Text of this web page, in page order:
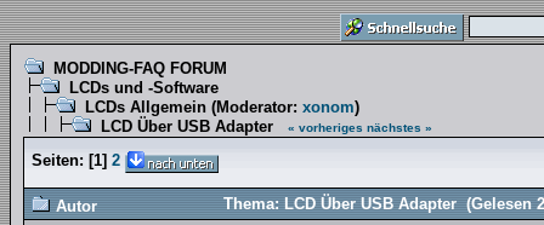
MODDING-FAQ FORUM
LCDs und -Software
LCDs Allgemein (Moderator: xonom)
LCD Über USB Adapter
« vorheriges nächstes »
Seiten: [1] 2
Autor
Thema: LCD Über USB Adapter (Gelesen